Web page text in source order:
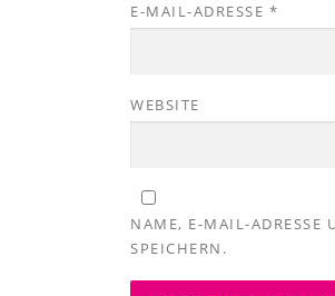
E-MAIL-ADRESSE *
WEBSITE
NAME, E-MAIL-ADRESSE
SPEICHERN.